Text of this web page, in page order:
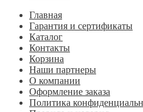
Главная
Гарантия и сертификаты
Каталог
Контакты
Корзина
Наши партнеры
О компании
Оформление заказа
Политика